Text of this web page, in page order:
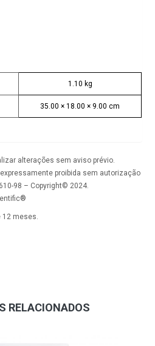
1.10 kg
35.00 × 18.00 × 9.00 cm
alterações sem aviso prévio.
proibida sem autorização
98 – Copyright© 2024.
12 meses.
RELACIONADOS